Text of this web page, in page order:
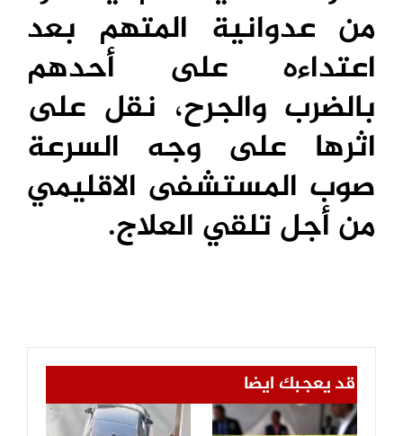
من عدوانية المتهم بعد
اعتداءه على أحدهم
بالضرب والجرح، نقل على
اثرها على وجه السرعة
صوب المستشفى الاقليمي
من أجل تلقي العلاج.
قد يعجبك ايضا